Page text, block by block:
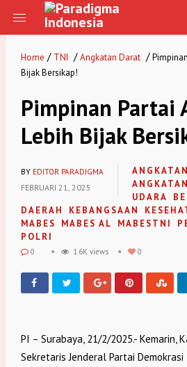
Home / TNI / Angkatan Darat /
Bijak Bersikap!
Pimpinan Partai
Lebih Bijak
BY EDITOR PARADIGMA
FEBRUARI 21, 2025
UDARA
DAERAH
KEBANGSAAN
MABES
MABES AL MABESTNI
POLRI
0 1.6K views 0
PI – Surabaya, 21/2/2025.- Kemarin,
Sekretaris Jenderal Partai